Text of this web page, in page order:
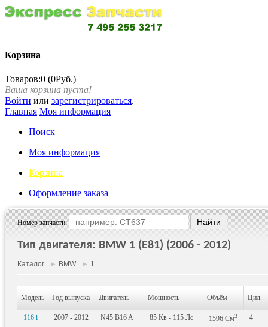
Корзина
Товаров:0 (0Руб.)
Ваша корзина пуста!
Войти или зарегистрироваться.
Главная Моя информация
Поиск
Моя информация
Корзина
Оформление заказа
Номер запчасти:
Тип двигателя: BMW 1 (E81) (2006 - 2012)
Каталог ► BMW ► 1
Модель Год выпуска Двигатель Мощность Объём Цил.
116 i 2007 - 2012 N45 B16 A 85 Кв - 115 Лс 1596 См3
4